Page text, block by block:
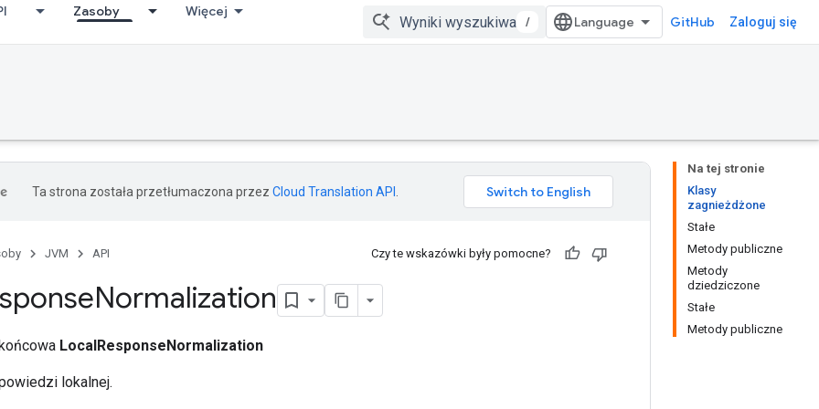
Zasoby Więcej
/ GitHub Zaloguj się
Na tej stronie
Klasy
zagnieżdżone
Stałe
Metody publiczne
Metody
dziedziczone
Stałe
Metody publiczne
Ta strona została przetłumaczona przez Cloud Translation API
JVM API Czy te wskazówki były pomocne?
Normalization
LocalResponseNormalization
lokalnej.